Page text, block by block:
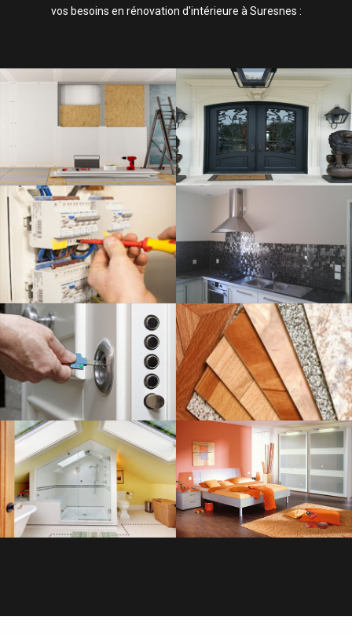
vos besoins en rénovation d'intérieure à Suresnes :
ISOLATION, CLOISONS ET FAUX
PLAFOND
ELECTRICITÉ
SAVOIR PLUS
SERRURERIE
SAVOIR PLUS
PLOMBERIE
SAVOIR PLUS